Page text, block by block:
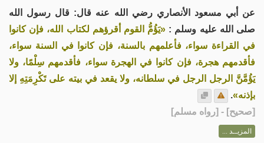
عن أبي مسعود الأنصاري رضي الله عنه قال: قال رسول الله
صلى الله عليه وسلم : «يَؤُمُّ القوم أقرؤهم لكتاب الله، فإن كانوا
في القراءة سواء، فأعلمهم بالسنة، فإن كانوا في السنة سواء،
فأقدمهم هجرة، فإن كانوا في الهجرة سواء، فأقدمهم سِلْمًا، ولا
يَؤُمَّنَّ الرجل الرجل في سلطانه، ولا يقعد في بيته على تَكْرِمَتِهِ إلا
بإذنه».
[صحيح] - [رواه مسلم]
المزيــد ...